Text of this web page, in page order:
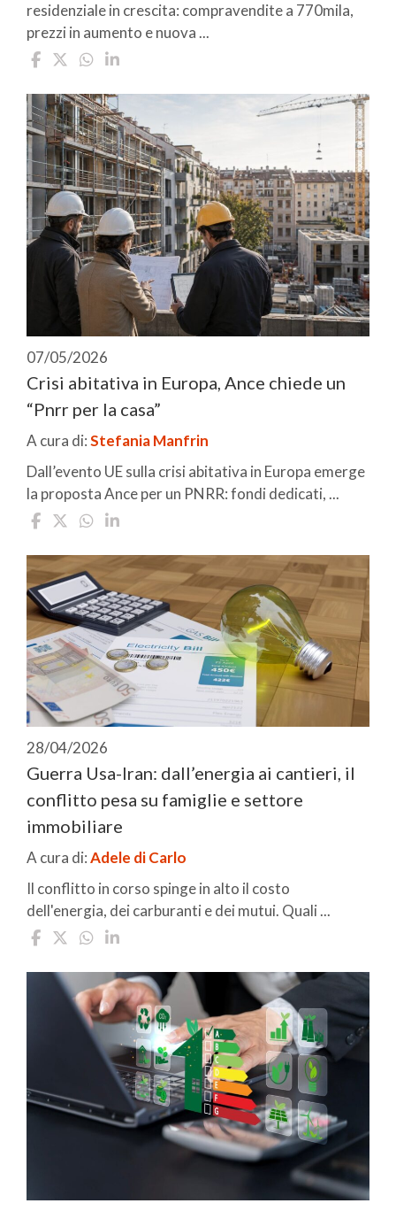
residenziale in crescita: compravendite a 770mila,
prezzi in aumento e nuova ...
07/05/2026
Crisi abitativa in Europa, Ance chiede un
“Pnrr per la casa”
A cura di:Stefania Manfrin
Dall’evento UE sulla crisi abitativa in Europa emerge
la proposta Ance per un PNRR: fondi dedicati, ...
28/04/2026
Guerra Usa-Iran: dall’energia ai cantieri, il
conflitto pesa su famiglie e settore
immobiliare
A cura di:Adele di Carlo
Il conflitto in corso spinge in alto il costo
dell'energia, dei carburanti e dei mutui. Quali ...